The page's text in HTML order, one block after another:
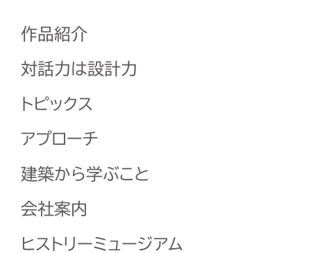
作品紹介
対話力は設計力
トピックス
アプローチ
建築から学ぶこと
会社案内
ヒストリーミュージアム